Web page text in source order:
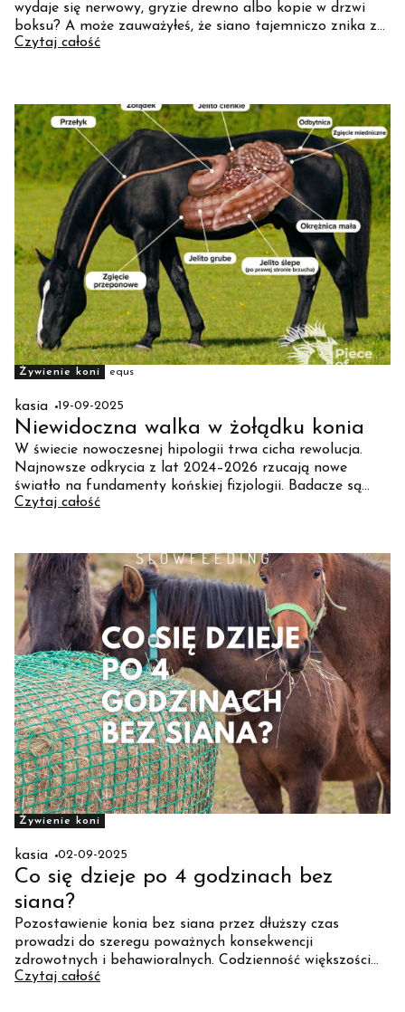
wydaje się nerwowy, gryzie drewno albo kopie w drzwi
boksu? A może zauważyłeś, że siano tajemniczo znika z
paśnika szybciej niż myślisz? Odpowiedź może Cię
Czytaj całość
Żywienie koni equs
kasia 19-09-2025
Niewidoczna walka w żołądku konia
W świecie nowoczesnej hipologii trwa cicha rewolucja.
Najnowsze odkrycia z lat 2024–2026 rzucają nowe
światło na fundamenty końskiej fizjologii. Badacze są
zgodni: tradycyjny model karmienia oparty na kilku
Czytaj całość
Żywienie koni
kasia 02-09-2025
Co się dzieje po 4 godzinach bez
siana?
Pozostawienie konia bez siana przez dłuższy czas
prowadzi do szeregu poważnych konsekwencji
zdrowotnych i behawioralnych. Codzienność większości
stajni niestety jeszcze nie zawsze zapewnia zwierzętom
Czytaj całość